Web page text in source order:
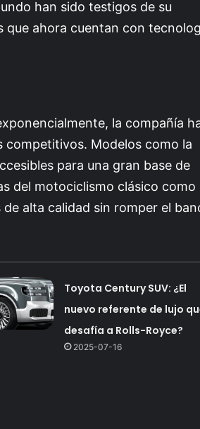
han sido testigos de su
que ahora cuentan con
la compañía
Modelos como la
para una gran base de
del motociclismo clásico como
alta calidad sin romper el
Toyota Century SUV: ¿El
nuevo referente de lujo
desafía a Rolls-Royce?
2025-07-16